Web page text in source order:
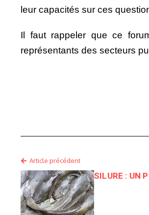
leur capacités sur ces
Il faut rappeler que ce
représentants des secteurs
Article précédent
SILURE : UN